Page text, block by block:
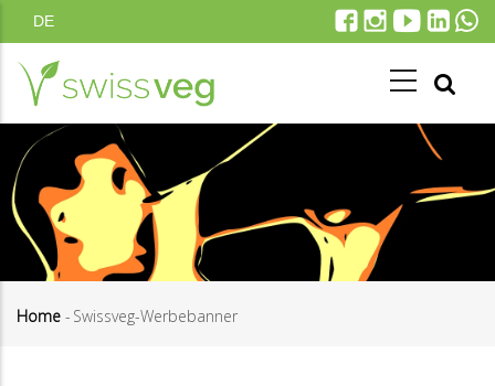
Direkt
zum
Inhalt
DE
Home - Swissveg-Werbebanner